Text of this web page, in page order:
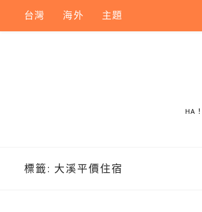
content
台灣 海外 主題
HA
標籤: 大溪平價住宿